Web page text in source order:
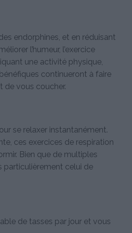
endorphines, et en réduisant
l’humeur, l’exercice
une activité physique,
continueront à faire
vous coucher.
se relaxer instantanément.
ces exercices de respiration
Bien que de multiples
particulièrement celui de
de tasses par jour et vous